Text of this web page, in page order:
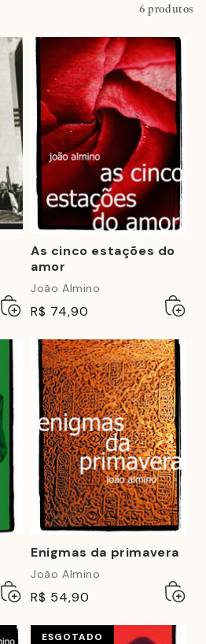
6 produtos
Adicionar
ao
Esgotado
As cinco estações do
amor
João Almino
R$ 74,90
ao
Adicionar
ao
Esgotado
Enigmas da primavera
João Almino
R$ 54,90
ao
ESGOTADO